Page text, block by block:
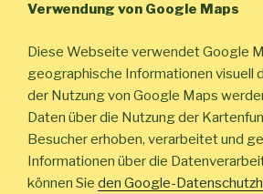
Verwendung von Google Maps
Diese Webseite verwendet Google
geographische Informationen visuell
der Nutzung von Google Maps
Daten über die Nutzung der
Besucher erhoben, verarbeitet und
Informationen über die
können Sie den Google-